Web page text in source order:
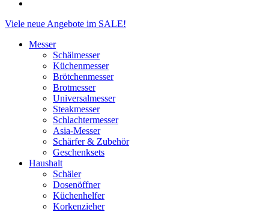
Close
Viele neue Angebote im SALE!
Messer
Schälmesser
Küchenmesser
Brötchenmesser
Brotmesser
Universalmesser
Steakmesser
Schlachtermesser
Asia-Messer
Schärfer & Zubehör
Geschenksets
Haushalt
Schäler
Dosenöffner
Küchenhelfer
Korkenzieher